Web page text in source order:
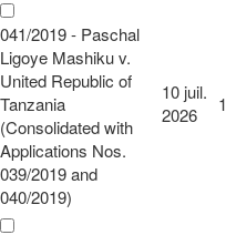
041/2019 - Paschal
Ligoye Mashiku v.
United Republic of
Tanzania
(Consolidated with
Applications Nos.
039/2019 and
040/2019)
10 juil.
2026